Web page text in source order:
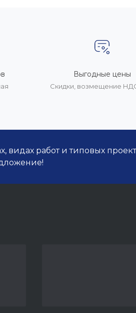
Выгодные цены
Скидки, возмещение
видах работ и типовых